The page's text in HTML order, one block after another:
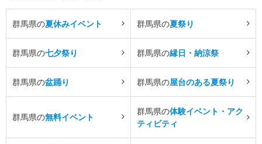
群馬県の夏休みイベント 群馬県の夏祭り
群馬県の七夕祭り 群馬県の縁日・納涼祭
群馬県の盆踊り 群馬県の屋台のある夏祭り
群馬県の無料イベント
群馬県の体験イベント・アク
ティビティ